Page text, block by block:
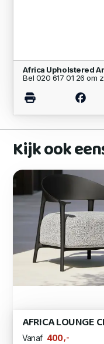
Africa Upholstered
Bel 020 617 01 26 om
Kijk ook
AFRICA LOUNGE
Vanaf 400 ,-